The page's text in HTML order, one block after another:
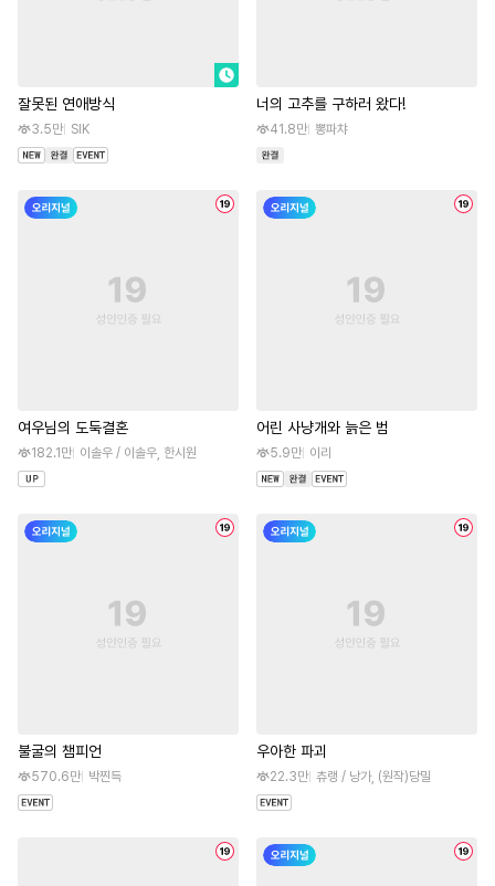
잘못된 연애방식
3.5만 SIK
너의 고추를 구하러 왔다!
41.8만 뽕파챠
여우님의 도둑결혼
182.1만 이솔우 / 이솔우, 한시원
어린 사냥개와 늙은 범
5.9만 이리
불굴의 챔피언
570.6만 박찐득
우아한 파괴
22.3만 츄랭 / 낭가, (원작)당밀